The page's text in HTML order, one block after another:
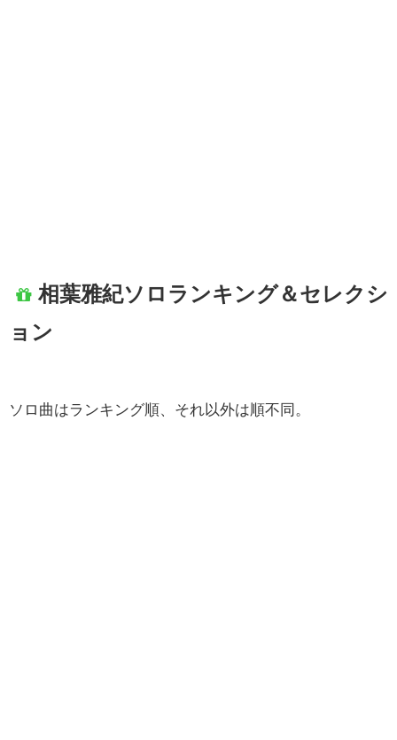
相葉雅紀ソロランキング＆セレクシ
ョン
ソロ曲はランキング順、それ以外は順不同。